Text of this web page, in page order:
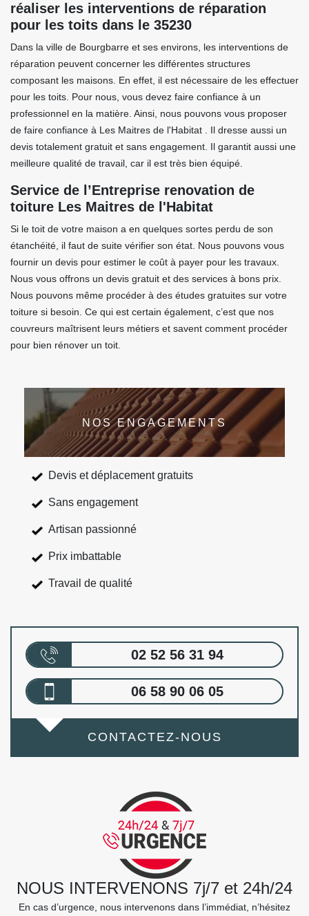
réaliser les interventions de réparation
pour les toits dans le 35230
Dans la ville de Bourgbarre et ses environs, les interventions de
réparation peuvent concerner les différentes structures
composant les maisons. En effet, il est nécessaire de les effectuer
pour les toits. Pour nous, vous devez faire confiance à un
professionnel en la matière. Ainsi, nous pouvons vous proposer
de faire confiance à Les Maitres de l'Habitat . Il dresse aussi un
devis totalement gratuit et sans engagement. Il garantit aussi une
meilleure qualité de travail, car il est très bien équipé.
Service de l’Entreprise renovation de
toiture Les Maitres de l'Habitat
Si le toit de votre maison a en quelques sortes perdu de son
étanchéité, il faut de suite vérifier son état. Nous pouvons vous
fournir un devis pour estimer le coût à payer pour les travaux.
Nous vous offrons un devis gratuit et des services à bons prix.
Nous pouvons même procéder à des études gratuites sur votre
toiture si besoin. Ce qui est certain également, c’est que nos
couvreurs maîtrisent leurs métiers et savent comment procéder
pour bien rénover un toit.
NOS ENGAGEMENTS
Devis et déplacement gratuits
Sans engagement
Artisan passionné
Prix imbattable
Travail de qualité
02 52 56 31 94
06 58 90 06 05
CONTACTEZ-NOUS
NOUS INTERVENONS 7j/7 et 24h/24
En cas d’urgence, nous intervenons dans l’immédiat, n’hésitez